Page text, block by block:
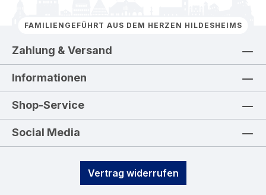
FAMILIENGEFÜHRT AUS DEM HERZEN HILDESHEIMS
Zahlung & Versand
Informationen
Shop-Service
Social Media
Vertrag widerrufen